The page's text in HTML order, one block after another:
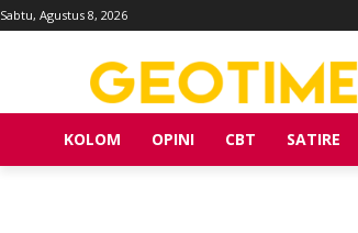
Sabtu, Agustus 8, 2026
KOLOM OPINI CBT SATIRE